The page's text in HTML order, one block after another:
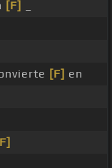
[F]
[F] en